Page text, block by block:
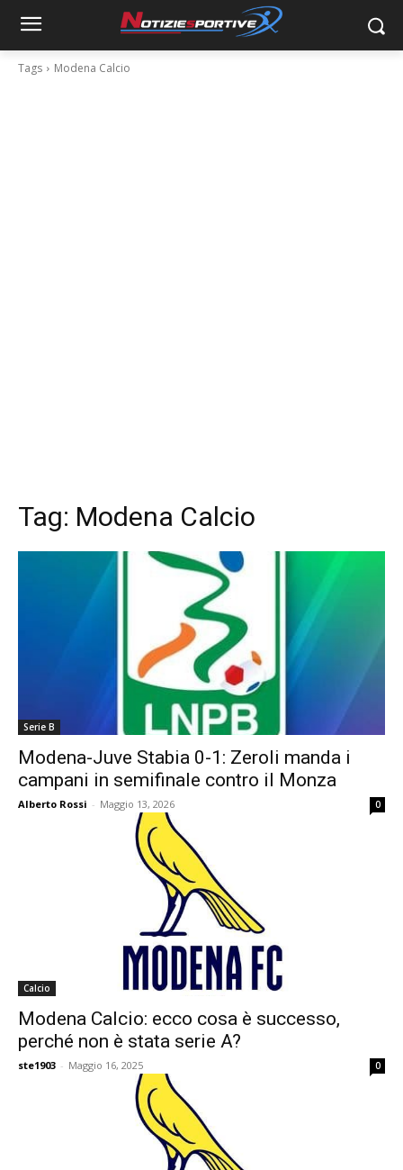
Tags Modena Calcio
Tag: Modena Calcio
Serie B
Modena-Juve Stabia 0-1: Zeroli manda i
campani in semifinale contro il Monza
Alberto Rossi - Maggio 13, 2026 0
Calcio
Modena Calcio: ecco cosa è successo,
perché non è stata serie A?
ste1903 - Maggio 16, 2025 0